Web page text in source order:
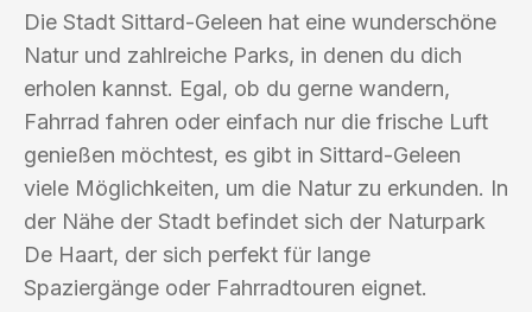
Die Stadt Sittard-Geleen hat eine wunderschöne
Natur und zahlreiche Parks, in denen du dich
erholen kannst. Egal, ob du gerne wandern,
Fahrrad fahren oder einfach nur die frische Luft
genießen möchtest, es gibt in Sittard-Geleen
viele Möglichkeiten, um die Natur zu erkunden. In
der Nähe der Stadt befindet sich der Naturpark
De Haart, der sich perfekt für lange
Spaziergänge oder Fahrradtouren eignet.